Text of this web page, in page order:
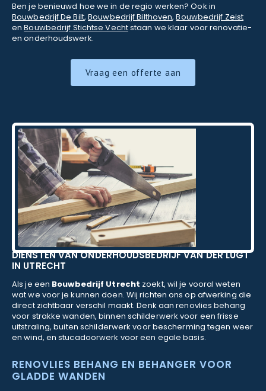
Ben je benieuwd hoe we in de regio werken? Ook in
Bouwbedrijf De Bilt,Bouwbedrijf Bilthoven,Bouwbedrijf Zeist
enBouwbedrijf Stichtse Vechtstaan we klaar voor renovatie-
en onderhoudswerk.
Vraag een offerte aan
DIENSTEN VAN ONDERHOUDSBEDRIJF VAN DER LUGT
IN UTRECHT
Als je een Bouwbedrijf Utrecht zoekt, wil je vooral weten
wat we voor je kunnen doen. Wij richten ons op afwerking die
direct zichtbaar verschil maakt. Denk aan renovlies behang
voor strakke wanden, binnen schilderwerk voor een frisse
uitstraling, buiten schilderwerk voor bescherming tegen weer
en wind, en stucadoorwerk voor een egale basis.
RENOVLIES BEHANG EN BEHANGER VOOR
GLADDE WANDEN